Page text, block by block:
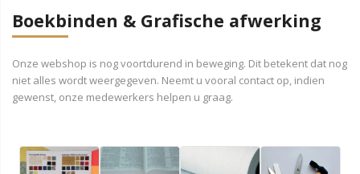
Boekbinden & Grafische afwerking
Onze webshop is nog voortdurend in beweging. Dit betekent dat nog
niet alles wordt weergegeven. Neemt u vooral contact op, indien
gewenst, onze medewerkers helpen u graag.